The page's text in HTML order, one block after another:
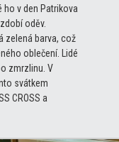
v den Patrikova
oděv.
zelená barva, což
oblečení. Lidé
zmrzlinu. V
svátkem
CROSS a